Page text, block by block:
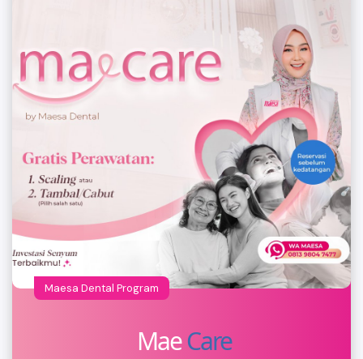
Maesa Dental Program
MaeCare